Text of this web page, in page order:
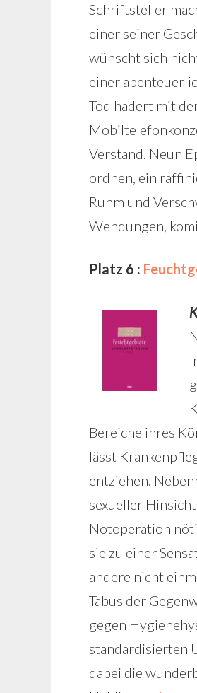
Schriftsteller
einer seiner
wünscht sich
einer
Tod hadert mit
Verstand. Neun
ordnen, ein
Ruhm und
Wendungen,
Platz 6 :
Bereiche ihres
lässt
entziehen.
sexueller
Notoperation
sie zu einer
andere nicht
Tabus der
gegen
standardisierten
dabei die